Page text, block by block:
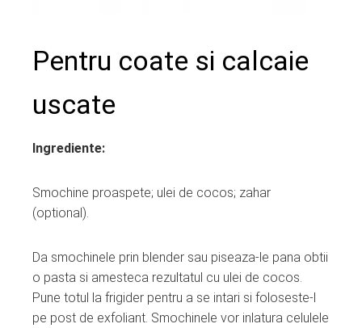
Pentru coate si calcaie
uscate
Ingrediente:
Smochine proaspete; ulei de cocos; zahar
(optional).
Da smochinele prin blender sau piseaza-le pana obtii
o pasta si amesteca rezultatul cu ulei de cocos.
Pune totul la frigider pentru a se intari si foloseste-l
pe post de exfoliant. Smochinele vor inlatura celulele